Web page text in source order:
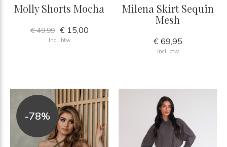
Molly Shorts Mocha
€ 49,99 € 15,00
Incl. btw
Milena Skirt Sequin
Mesh
€ 69,95
Incl. btw
-78%